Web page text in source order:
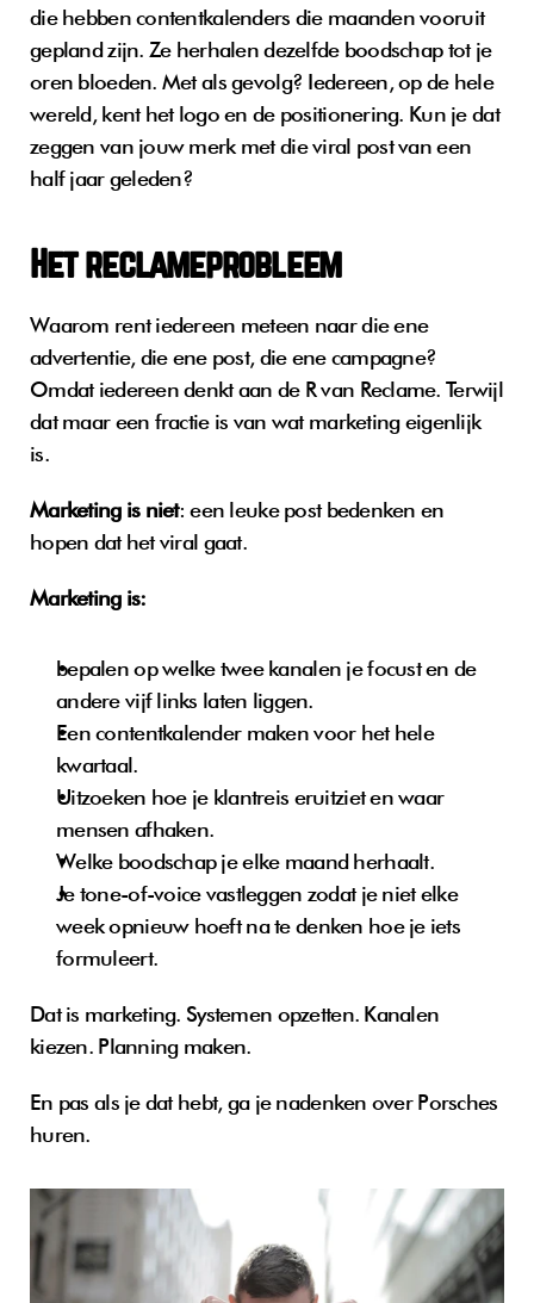
die hebben contentkalenders die maanden vooruit
gepland zijn. Ze herhalen dezelfde boodschap tot je
oren bloeden. Met als gevolg? Iedereen, op de hele
wereld, kent het logo en de positionering. Kun je dat
zeggen van jouw merk met die viral post van een
half jaar geleden?
Het reclameprobleem
Waarom rent iedereen meteen naar die ene
advertentie, die ene post, die ene campagne?
Omdat iedereen denkt aan de R van Reclame. Terwijl
dat maar een fractie is van wat marketing eigenlijk
is.
Marketing is niet: een leuke post bedenken en
hopen dat het viral gaat.
Marketing is:
bepalen op welke twee kanalen je focust en de
andere vijf links laten liggen.
Een contentkalender maken voor het hele
kwartaal.
Uitzoeken hoe je klantreis eruitziet en waar
mensen afhaken.
Welke boodschap je elke maand herhaalt.
Je tone-of-voice vastleggen zodat je niet elke
week opnieuw hoeft na te denken hoe je iets
formuleert.
Dat is marketing. Systemen opzetten. Kanalen
kiezen. Planning maken.
En pas als je dat hebt, ga je nadenken over Porsches
huren.